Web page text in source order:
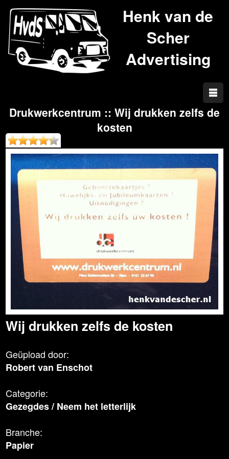
Henk van de
Scher
Advertising
Drukwerkcentrum :: Wij drukken zelfs de
kosten
Wij drukken zelfs de kosten
Geüpload door:
Robert van Enschot
Categorie:
Gezegdes/Neem het letterlijk
Branche:
Papier